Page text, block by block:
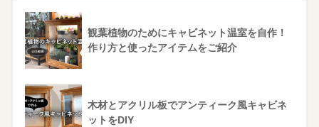
観葉植物のためにキャビネット温室を自作！
作り方と使ったアイテムをご紹介
木材とアクリル板でアンティーク風キャビネ
ットをDIY